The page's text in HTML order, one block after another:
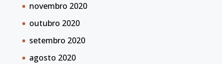
novembro 2020
outubro 2020
setembro 2020
agosto 2020